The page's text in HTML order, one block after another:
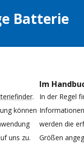
Batterie
.
können
uns zu.
Im
In der Regel
werden die
Größen